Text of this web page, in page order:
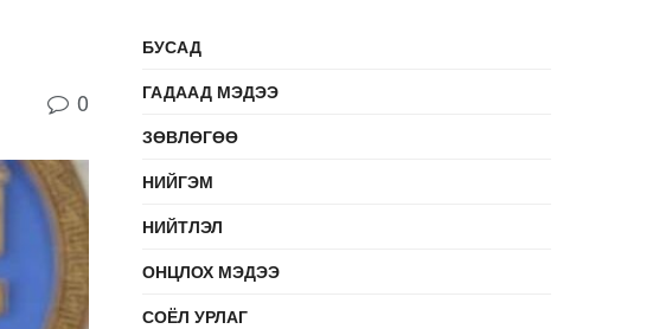
0
БУСАД
ГАДААД МЭДЭЭ
ЗӨВЛӨГӨӨ
НИЙГЭМ
НИЙТЛЭЛ
ОНЦЛОХ МЭДЭЭ
СОЁЛ УРЛАГ